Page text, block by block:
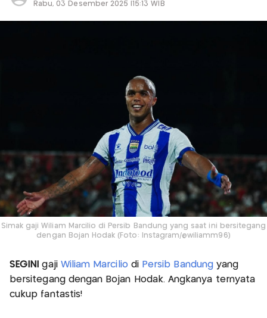
Rabu, 03 Desember 2025 |15:13 WIB
Simak gaji Wiliam Marcilio di Persib Bandung yang saat ini bersitegang
dengan Bojan Hodak (Foto: Instagram/@wiliamm96)
SEGINI gaji Wiliam Marciliodi Persib Bandungyang
bersitegang dengan Bojan Hodak. Angkanya ternyata
cukup fantastis!